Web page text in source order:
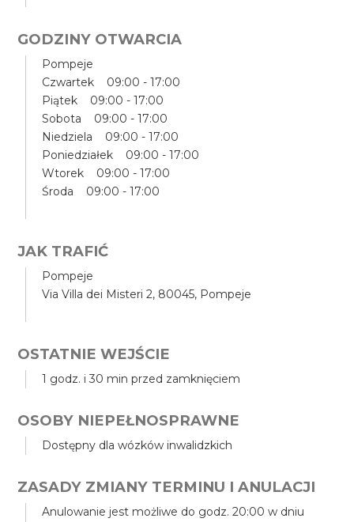
GODZINY OTWARCIA
Pompeje
Czwartek 09:00 - 17:00
Piątek 09:00 - 17:00
Sobota 09:00 - 17:00
Niedziela 09:00 - 17:00
Poniedziałek 09:00 - 17:00
Wtorek 09:00 - 17:00
Środa 09:00 - 17:00
JAK TRAFIĆ
Pompeje
Via Villa dei Misteri 2, 80045, Pompeje
OSTATNIE WEJŚCIE
1 godz. i 30 min przed zamknięciem
OSOBY NIEPEŁNOSPRAWNE
Dostępny dla wózków inwalidzkich
ZASADY ZMIANY TERMINU I ANULACJI
Anulowanie jest możliwe do godz. 20:00 w dniu